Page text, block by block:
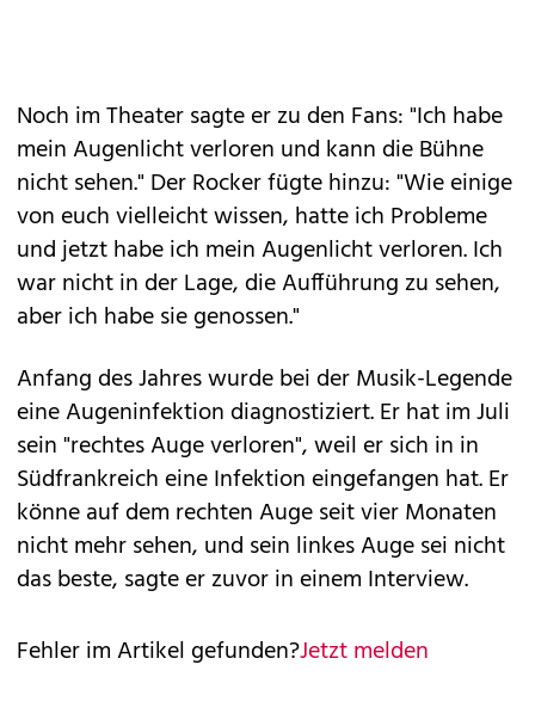
Noch im Theater sagte er zu den Fans: "Ich habe
mein Augenlicht verloren und kann die Bühne
nicht sehen." Der Rocker fügte hinzu: "Wie einige
von euch vielleicht wissen, hatte ich Probleme
und jetzt habe ich mein Augenlicht verloren. Ich
war nicht in der Lage, die Aufführung zu sehen,
aber ich habe sie genossen."
Anfang des Jahres wurde bei der Musik-Legende
eine Augeninfektion diagnostiziert. Er hat im Juli
sein "rechtes Auge verloren", weil er sich in in
Südfrankreich eine Infektion eingefangen hat. Er
könne auf dem rechten Auge seit vier Monaten
nicht mehr sehen, und sein linkes Auge sei nicht
das beste, sagte er zuvor in einem Interview.
Fehler im Artikel gefunden?Jetzt melden